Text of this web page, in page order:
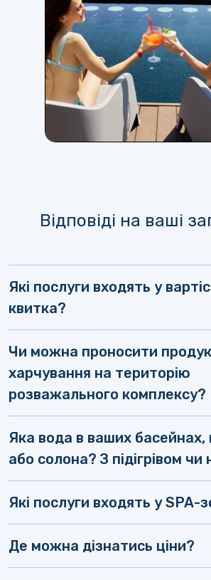
Відповіді на ваші
Які послуги входять у
квитка?
Чи можна проносити
харчування на територію
розважального комплексу?
Яка вода в ваших басейнах,
або солона? З підігрівом чи
Які послуги входять у SPA-
Де можна дізнатись ціни?